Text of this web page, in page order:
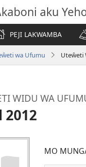
aku
PEJI LAKWAMBA
wa Ufumu Uteŵeti
WIDU WA
MO